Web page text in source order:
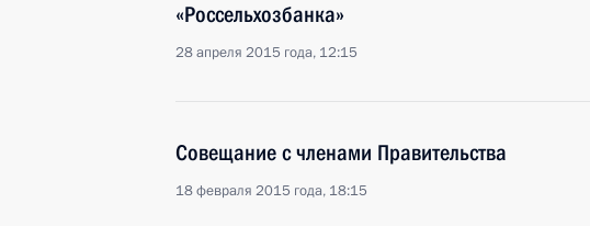
«Россельхозбанка»
28 апреля 2015 года, 12:15
Совещание с членами Правительства
18 февраля 2015 года, 18:15